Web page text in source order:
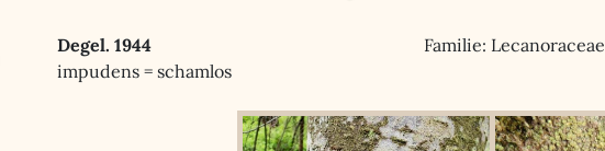
Degel. 1944 Familie: Lecanoraceae
impudens = schamlos